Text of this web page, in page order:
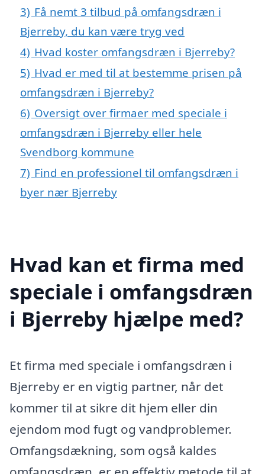
3) Få nemt 3 tilbud på omfangsdræn i
Bjerreby, du kan være tryg ved
4) Hvad koster omfangsdræn i Bjerreby?
5) Hvad er med til at bestemme prisen på
omfangsdræn i Bjerreby?
6) Oversigt over firmaer med speciale i
omfangsdræn i Bjerreby eller hele
Svendborg kommune
7) Find en professionel til omfangsdræn i
byer nær Bjerreby
Hvad kan et firma med
speciale i omfangsdræn
i Bjerreby hjælpe med?
Et firma med speciale i omfangsdræn i
Bjerreby er en vigtig partner, når det
kommer til at sikre dit hjem eller din
ejendom mod fugt og vandproblemer.
Omfangsdækning, som også kaldes